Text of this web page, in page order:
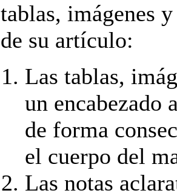
tablas, imágenes
de su artículo:
Las tablas,
un encabezado
de forma
el cuerpo del
Las notas